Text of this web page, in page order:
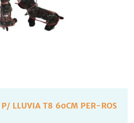
P/ LLUVIA T8 60CM PER-ROS